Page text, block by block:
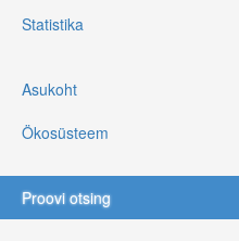
Statistika
Asukoht
Ökosüsteem
Proovi otsing